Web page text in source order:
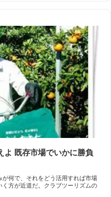
よ 既存市場でいかに勝負
何で、それをどう活用すれば市場
方が近道だ。クラブツーリズムの